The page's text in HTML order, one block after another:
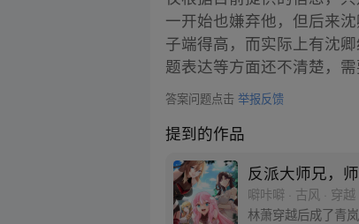
一开始也嫌弃他，但后来
子端得高，而实际上有沈
题表达等方面还不清楚，
答案问题点击举报反馈
提到的作品
反派大师兄，
噼咔噼 · 古风 · 穿越
林萧穿越后成了青